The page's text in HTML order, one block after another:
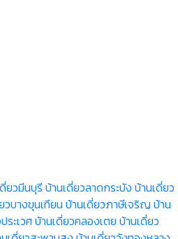
ยวมีนบุรี บ้านเดี่ยวลาดกระบัง บ้านเดี่ยว
วบางขุนเทียน บ้านเดี่ยวภาษีเจริญ บ้าน
ระเวศบ้านเดี่ยวคลองเตย บ้านเดี่ยว